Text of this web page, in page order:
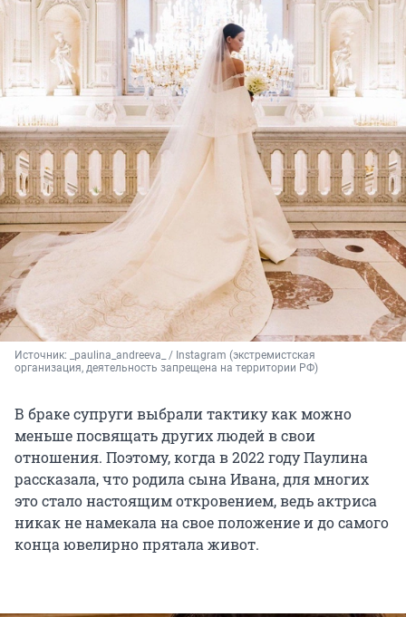
Источник: _paulina_andreeva_ / Instagram (экстремистская
организация, деятельность запрещена на территории РФ)
В браке супруги выбрали тактику как можно
меньше посвящать других людей в свои
отношения. Поэтому, когда в 2022 году Паулина
рассказала, что родила сына Ивана, для многих
это стало настоящим откровением, ведь актриса
никак не намекала на свое положение и до самого
конца ювелирно прятала живот.